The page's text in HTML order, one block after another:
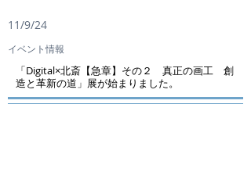
11/9/24
イベント情報
「Digital×北斎【急章】その２ 真正の画工 創
造と革新の道」展が始まりました。